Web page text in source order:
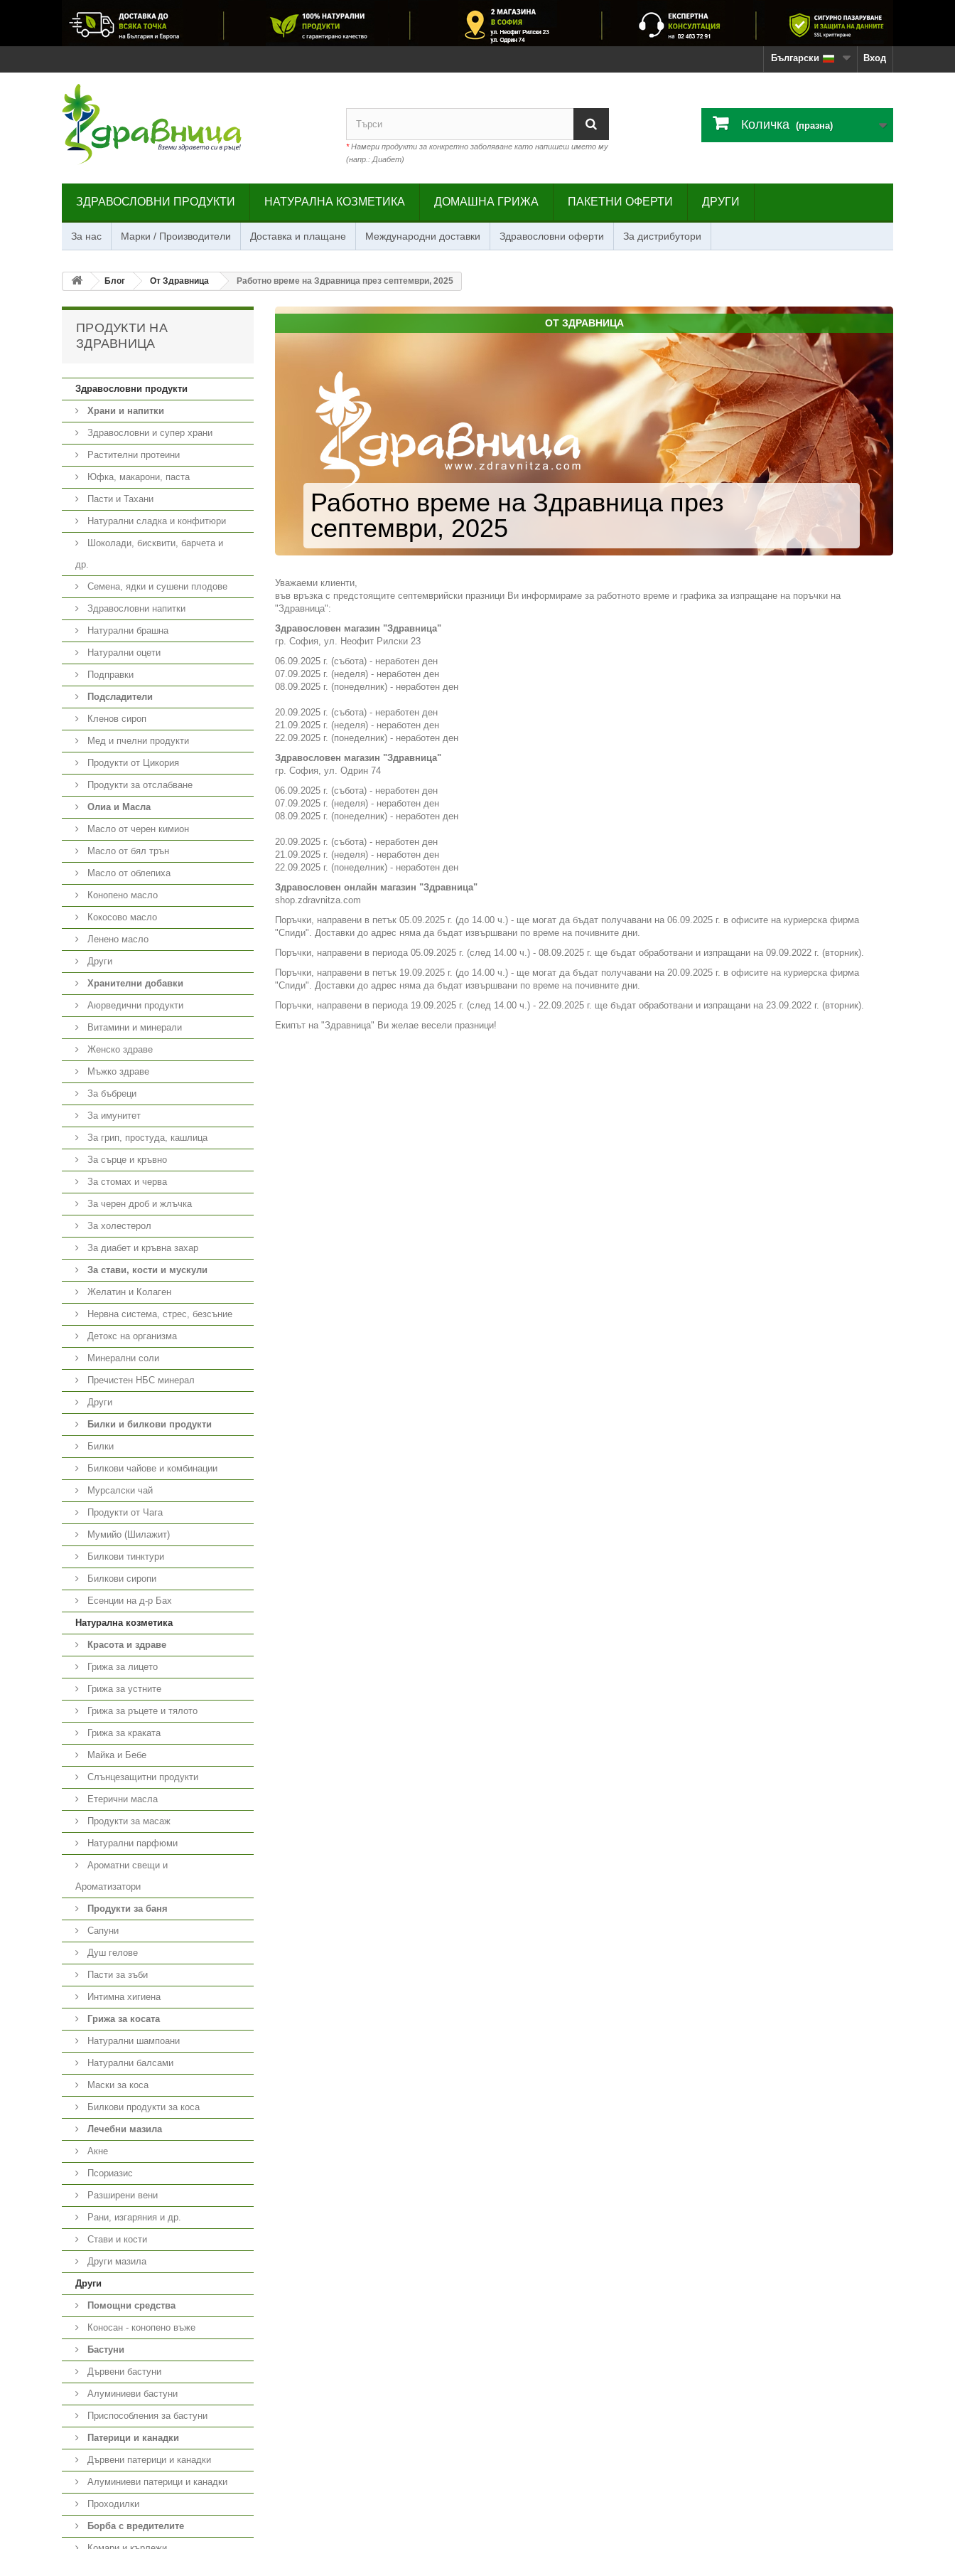
Вход
Български
*Намери продукти за конкретно заболяване като напишеш името му
(напр.: Диабет)
Количка (празна)
ЗДРАВОСЛОВНИ ПРОДУКТИ НАТУРАЛНА КОЗМЕТИКА ДОМАШНА ГРИЖА ПАКЕТНИ ОФЕРТИ ДРУГИ
За нас Марки / Производители Доставка и плащане Международни доставки Здравословни оферти За дистрибутори
Блог От Здравница Работно време на Здравница през септември, 2025
ПРОДУКТИ НА
ЗДРАВНИЦА
Здравословни продукти
Храни и напитки
Здравословни и супер храни
Растителни протеини
Юфка, макарони, паста
Пасти и Тахани
Натурални сладка и конфитюри
Шоколади, бисквити, барчета и
др.
Семена, ядки и сушени плодове
Здравословни напитки
Натурални брашна
Натурални оцети
Подправки
Подсладители
Кленов сироп
Мед и пчелни продукти
Продукти от Цикория
Продукти за отслабване
Олиа и Масла
Масло от черен кимион
Масло от бял трън
Масло от облепиха
Конопено масло
Кокосово масло
Ленено масло
Други
Хранителни добавки
Аюрведични продукти
Витамини и минерали
Женско здраве
Мъжко здраве
За бъбреци
За имунитет
За грип, простуда, кашлица
За сърце и кръвно
За стомах и черва
За черен дроб и жлъчка
За холестерол
За диабет и кръвна захар
За стави, кости и мускули
Желатин и Колаген
Нервна система, стрес, безсъние
Детокс на организма
Минерални соли
Пречистен НБС минерал
Други
Билки и билкови продукти
Билки
Билкови чайове и комбинации
Мурсалски чай
Продукти от Чага
Мумийо (Шилажит)
Билкови тинктури
Билкови сиропи
Есенции на д-р Бах
Натурална козметика
Красота и здраве
Грижа за лицето
Грижа за устните
Грижа за ръцете и тялото
Грижа за краката
Майка и Бебе
Слънцезащитни продукти
Етерични масла
Продукти за масаж
Натурални парфюми
Ароматни свещи и
Ароматизатори
Продукти за баня
Сапуни
Душ гелове
Пасти за зъби
Интимна хигиена
Грижа за косата
Натурални шампоани
Натурални балсами
Маски за коса
Билкови продукти за коса
Лечебни мазила
Акне
Псориазис
Разширени вени
Рани, изгаряния и др.
Стави и кости
Други мазила
Други
Помощни средства
Коносан - конопено въже
Бастуни
Дървени бастуни
Алуминиеви бастуни
Приспособления за бастуни
Патерици и канадки
Дървени патерици и канадки
Алуминиеви патерици и канадки
Проходилки
Борба с вредителите
Работно време на Здравница през
септември, 2025
ОТ ЗДРАВНИЦА
Уважаеми клиенти,
във връзка с предстоящите септемврийски празници Ви информираме за работното време и графика за изпращане на поръчки на
"Здравница":
Здравословен магазин "Здравница"
гр. София, ул. Неофит Рилски 23
06.09.2025 г. (събота) - неработен ден
07.09.2025 г. (неделя) - неработен ден
08.09.2025 г. (понеделник) - неработен ден
20.09.2025 г. (събота) - неработен ден
21.09.2025 г. (неделя) - неработен ден
22.09.2025 г. (понеделник) - неработен ден
Здравословен магазин "Здравница"
гр. София, ул. Одрин 74
06.09.2025 г. (събота) - неработен ден
07.09.2025 г. (неделя) - неработен ден
08.09.2025 г. (понеделник) - неработен ден
20.09.2025 г. (събота) - неработен ден
21.09.2025 г. (неделя) - неработен ден
22.09.2025 г. (понеделник) - неработен ден
Здравословен онлайн магазин "Здравница"
shop.zdravnitza.com
Поръчки, направени в петък 05.09.2025 г. (до 14.00 ч.) - ще могат да бъдат получавани на 06.09.2025 г. в офисите на куриерска фирма
"Спиди". Доставки до адрес няма да бъдат извършвани по време на почивните дни.
Поръчки, направени в периода 05.09.2025 г. (след 14.00 ч.) - 08.09.2025 г. ще бъдат обработвани и изпращани на 09.09.2022 г. (вторник).
Поръчки, направени в петък 19.09.2025 г. (до 14.00 ч.) - ще могат да бъдат получавани на 20.09.2025 г. в офисите на куриерска фирма
"Спиди". Доставки до адрес няма да бъдат извършвани по време на почивните дни.
Поръчки, направени в периода 19.09.2025 г. (след 14.00 ч.) - 22.09.2025 г. ще бъдат обработвани и изпращани на 23.09.2022 г. (вторник).
Екипът на "Здравница" Ви желае весели празници!